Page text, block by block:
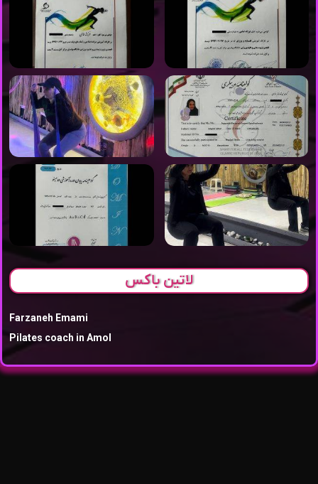
لاتین باکس
Farzaneh Emami
Pilates coach in Amol